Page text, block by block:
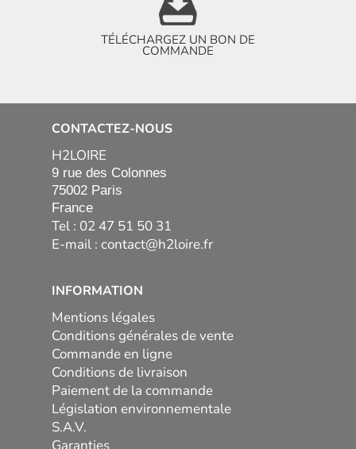
TÉLÉCHARGEZ UN BON DE
COMMANDE
CONTACTEZ-NOUS
H2LOIRE
9 rue des Colonnes
75002 Paris
France
Tel : 02 47 51 50 31
E-mail : contact@h2loire.fr
INFORMATION
Mentions légales
Conditions générales de vente
Commande en ligne
Conditions de livraison
Paiement de la commande
Législation environnementale
S.A.V.